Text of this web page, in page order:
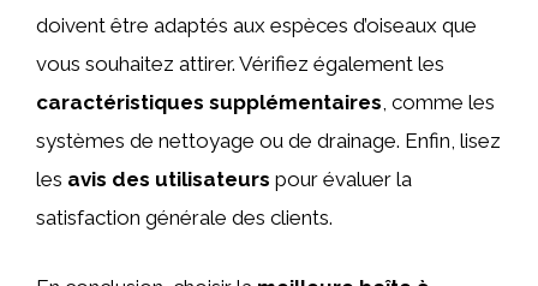
doivent être adaptés aux espèces d’oiseaux que
vous souhaitez attirer. Vérifiez également les
caractéristiques supplémentaires, comme les
systèmes de nettoyage ou de drainage. Enfin, lisez
les avis des utilisateurs pour évaluer la
satisfaction générale des clients.